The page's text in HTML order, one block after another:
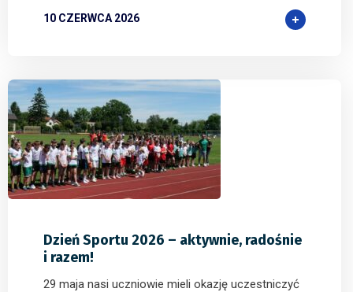
10 CZERWCA 2026
0 0 0
Dzień Sportu 2026 – aktywnie, radośnie
i razem!
29 maja nasi uczniowie mieli okazję uczestniczyć